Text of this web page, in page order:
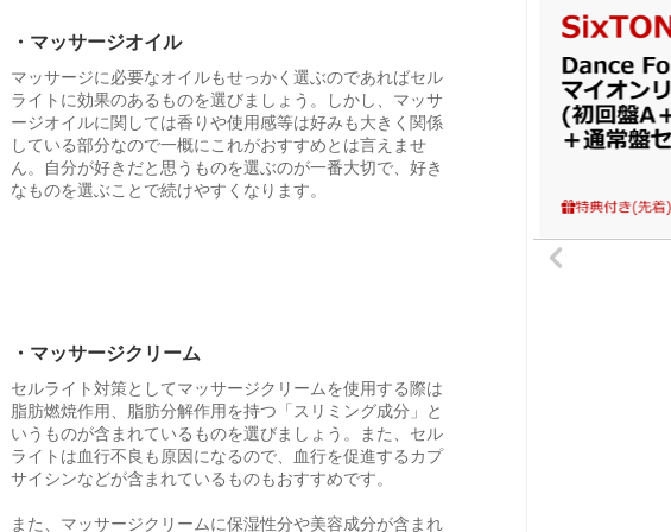
・マッサージオイル
マッサージに必要なオイルもせっかく選ぶのであればセル
ライトに効果のあるものを選びましょう。しかし、マッサ
ージオイルに関しては香りや使用感等は好みも大きく関係
している部分なので一概にこれがおすすめとは言えませ
ん。自分が好きだと思うものを選ぶのが一番大切で、好き
なものを選ぶことで続けやすくなります。
・マッサージクリーム
セルライト対策としてマッサージクリームを使用する際は
脂肪燃焼作用、脂肪分解作用を持つ「スリミング成分」と
いうものが含まれているものを選びましょう。また、セル
ライトは血行不良も原因になるので、血行を促進するカプ
サイシンなどが含まれているものもおすすめです。
また、マッサージクリームに保湿性分や美容成分が含まれ